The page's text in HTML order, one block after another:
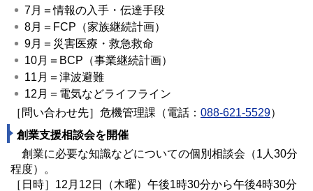
7月＝情報の入手・伝達手段
8月＝FCP（家族継続計画）
9月＝災害医療・救急救命
10月＝BCP（事業継続計画）
11月＝津波避難
12月＝電気などライフライン
［問い合わせ先］危機管理課（電話： 088-621-5529）
創業支援相談会を開催
創業に必要な知識などについての個別相談会（1人30分
程度）。
［日時］12月12日（木曜）午後1時30分から午後4時30分